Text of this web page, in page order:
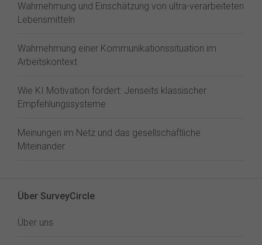
Wahrnehmung und Einschätzung von ultra-verarbeiteten
Lebensmitteln
Wahrnehmung einer Kommunikationssituation im
Arbeitskontext
Wie KI Motivation fördert: Jenseits klassischer
Empfehlungssysteme
Meinungen im Netz und das gesellschaftliche
Miteinander
Über SurveyCircle
Über uns